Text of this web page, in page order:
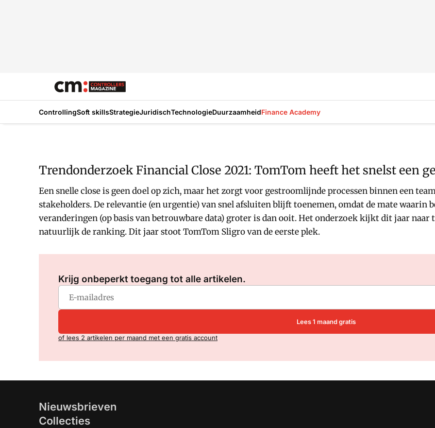
ControllingSoft skillsStrategieJuridischTechnologieDuurzaamheidFinance Academy
Trendonderzoek Financial Close 2021: TomTom heeft het snelst een
Een snelle close is geen doel op zich, maar het zorgt voor gestroomlijnde processen binnen een
stakeholders. De relevantie (en urgentie) van snel afsluiten blijft toenemen, omdat de mate
veranderingen (op basis van betrouwbare data) groter is dan ooit. Het onderzoek kijkt dit jaar
natuurlijk de ranking. Dit jaar stoot TomTom Sligro van de eerste plek.
Krijg onbeperkt toegang tot alle artikelen.
Lees 1 maand gratis
of lees 2 artikelen per maand met een gratis account
Nieuwsbrieven
Collecties